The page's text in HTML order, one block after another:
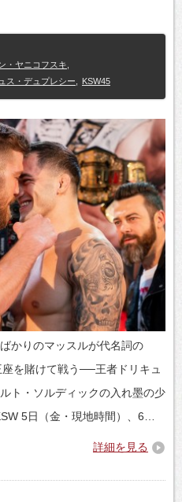
・ヤニコフスキ
ス・デュプレシー KSW45
かりのマッスルが代名詞の
を賭けて戦う──王者ドリキュ
ト・ソルディックの入れ墨の少
5日（金・現地時間）、6…
詳細を見る